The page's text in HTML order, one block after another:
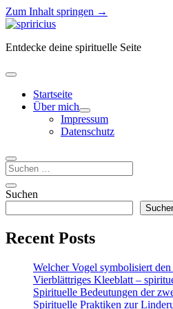
Zum Inhalt springen →
Spiricius
Entdecke deine spirituelle Seite
Menü
öffnenStartseite
Über mich
Menü
öffnen
Impressum
Datenschutz
Suchen
Seitenleiste
Seitenleiste
öffnen
Suchen
Recent Posts
Welcher Vogel symbolisiert
Vierblättriges Kleeblatt –
Spirituelle Bedeutungen der
Spirituelle Praktiken zur